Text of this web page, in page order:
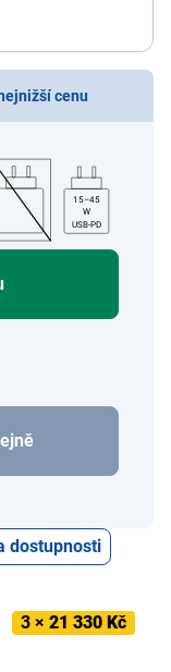
cenu
15–45
W
USB-PD
dostupnosti
3 × 21 330 Kč